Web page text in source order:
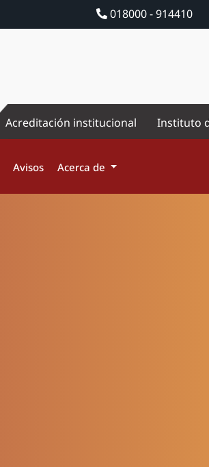
018000 - 914410
Acreditación institucional Instituto
Avisos Acerca de